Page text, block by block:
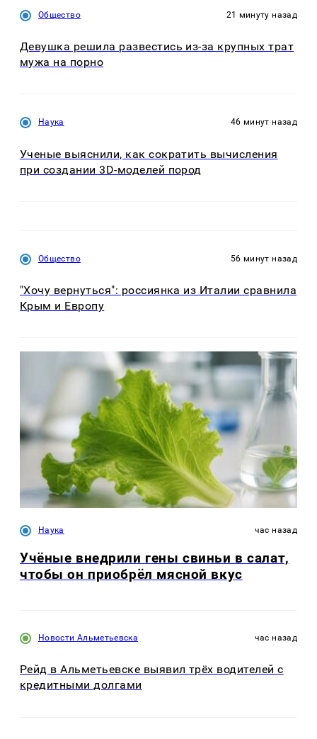
Общество 21 минуту назад
Девушка решила развестись из-за крупных трат
мужа на порно
Наука 46 минут назад
Ученые выяснили, как сократить вычисления
при создании 3D-моделей пород
Общество 56 минут назад
"Хочу вернуться": россиянка из Италии сравнила
Крым и Европу
Наука час назад
Учёные внедрили гены свиньи в салат,
чтобы он приобрёл мясной вкус
Новости Альметьевска час назад
Рейд в Альметьевске выявил трёх водителей с
кредитными долгами